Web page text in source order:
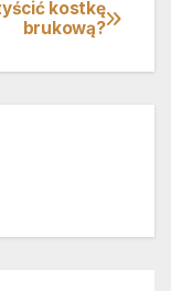
kostkę
brukową?